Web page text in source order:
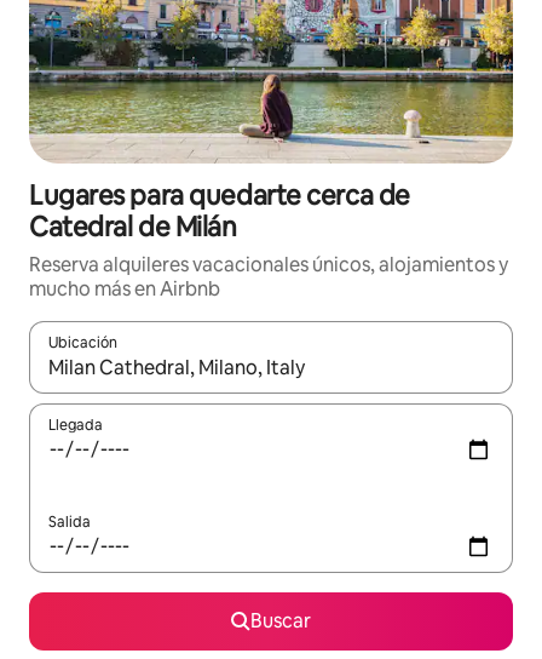
Lugares para quedarte cerca de
Catedral de Milán
Reserva alquileres vacacionales únicos, alojamientos y
mucho más en Airbnb
Ubicación
Cuando los resultados estén disponibles, navega con las
Llegada
Salida
Buscar